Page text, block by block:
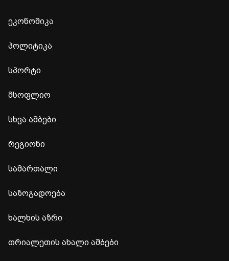
ეკონომიკა
პოლიტიკა
სპორტი
მსოფლიო
სხვა ამბები
რეგიონი
სამართალი
საზოგადოება
ხალხის აზრი
თრიალეთის ახალი ამბები